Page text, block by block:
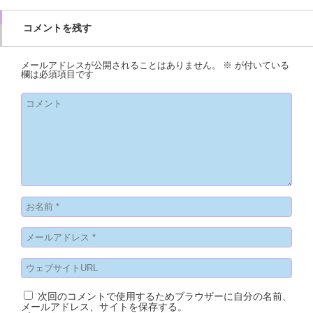
コメントを残す
メールアドレスが公開されることはありません。 ※ が付いている
欄は必須項目です
次回のコメントで使用するためブラウザーに自分の名前、
メールアドレス、サイトを保存する。